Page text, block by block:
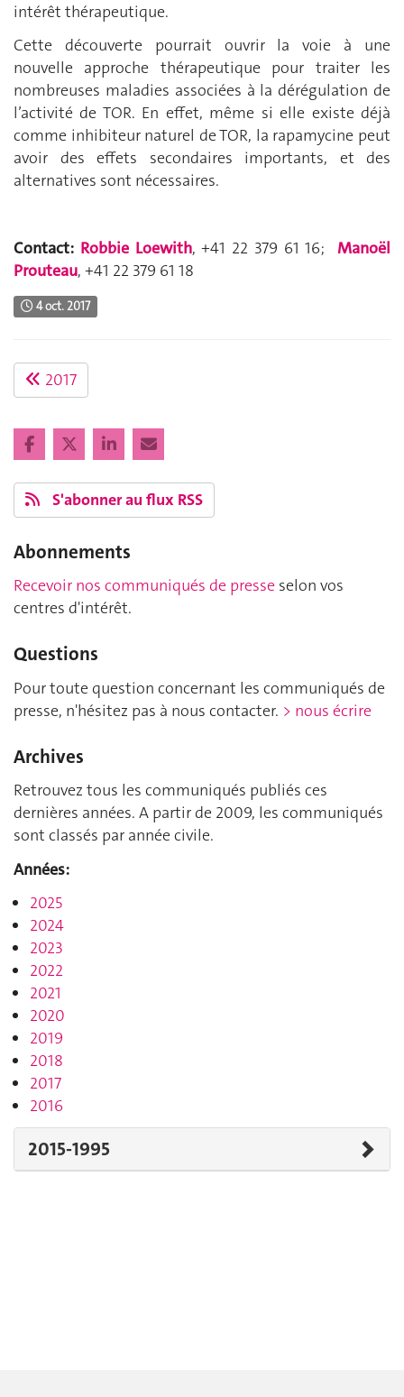
intérêt thérapeutique.
Cette découverte pourrait ouvrir la voie à une
nouvelle approche thérapeutique pour traiter les
nombreuses maladies associées à la dérégulation de
l’activité de TOR. En effet, même si elle existe déjà
comme inhibiteur naturel de TOR, la rapamycine peut
avoir des effets secondaires importants, et des
alternatives sont nécessaires.
Contact: Robbie Loewith, +41 22 379 61 16;Manoël
Prouteau, +41 22 379 61 18
4 oct. 2017
2017
S'abonner au flux RSS
Abonnements
Recevoir nos communiqués de presse selon vos
centres d'intérêt.
Questions
Pour toute question concernant les communiqués de
presse, n'hésitez pas à nous contacter. > nous écrire
Archives
Retrouvez tous les communiqués publiés ces
dernières années. A partir de 2009, les communiqués
sont classés par année civile.
Années:
2025
2024
2023
2022
2021
2020
2019
2018
2017
2016
2015-1995